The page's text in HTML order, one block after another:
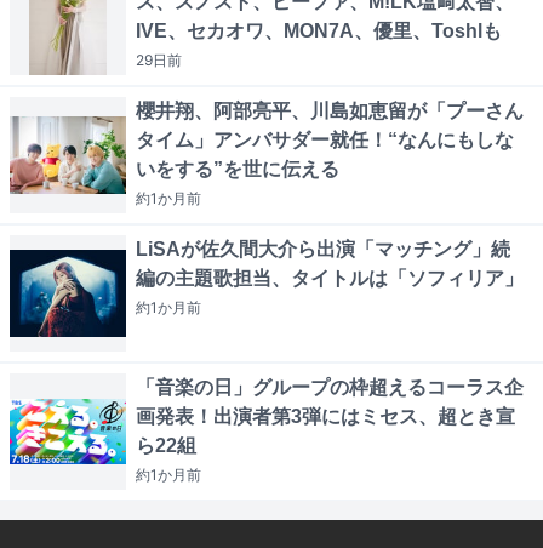
IVE、セカオワ、MON7A、優里、Toshlも
29日前
櫻井翔、阿部亮平、川島如恵留が「プーさん
タイム」アンバサダー就任！“なんにもしな
いをする”を世に伝える
約1か月前
LiSAが佐久間大介ら出演「マッチング」続
編の主題歌担当、タイトルは「ソフィリア」
約1か月前
「音楽の日」グループの枠超えるコーラス企
画発表！出演者第3弾にはミセス、超とき宣
ら22組
約1か月前